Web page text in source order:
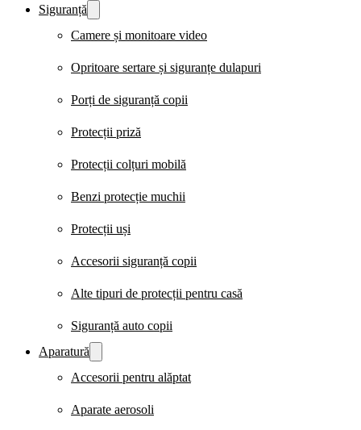
Siguranță
Camere și monitoare video
Opritoare sertare și siguranțe dulapuri
Porți de siguranță copii
Protecții priză
Protecții colțuri mobilă
Benzi protecție muchii
Protecții uși
Accesorii siguranță copii
Alte tipuri de protecții pentru casă
Siguranță auto copii
Aparatură
Accesorii pentru alăptat
Aparate aerosoli